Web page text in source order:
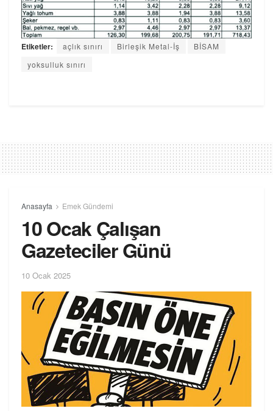
Etiketler: açlık sınırı Birleşik Metal-İş
BİSAM
yoksulluk sınırı
Anasayfa Emek Gündemi
10 Ocak Çalışan
Gazeteciler Günü
10 Ocak 2025